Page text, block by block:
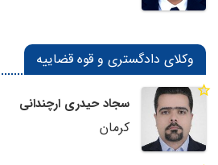
وکلای دادگستری و قوه قضاییه
سجاد حیدری ارچندانی
کرمان